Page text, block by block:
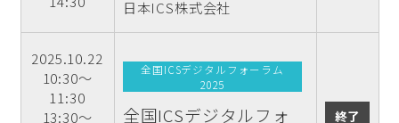
日本ICS株式会社
2025.10.22
10:30～
11:30
13:30～
全国ICSデジタルフォーラム
2025
全国ICSデジタルフォ
終了